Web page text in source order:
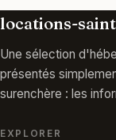
locations-
Une sélection
présentés
surenchère : les
EXPLORER